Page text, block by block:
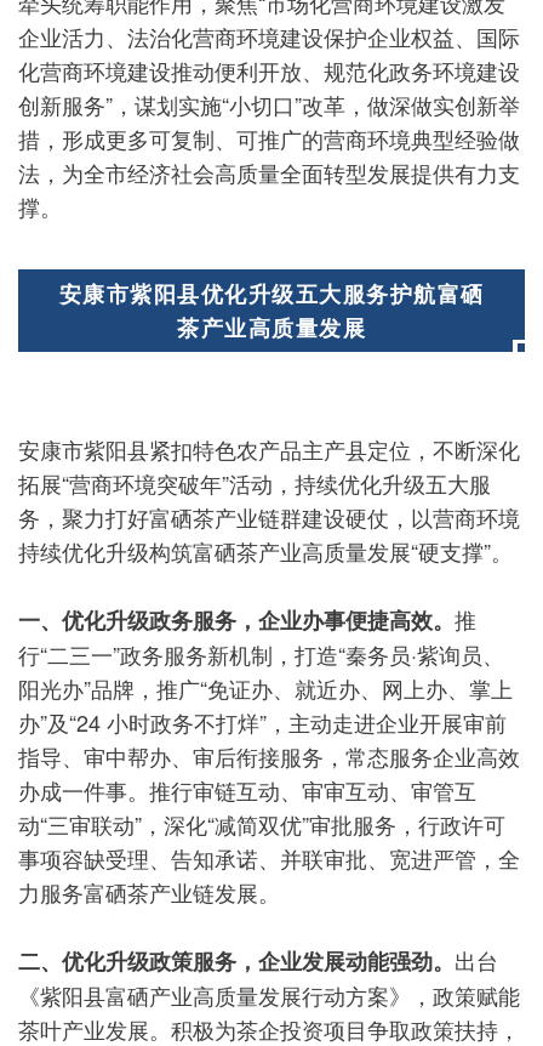
企业活力、法治化营商环境建设保护企业权益、国际
化营商环境建设推动便利开放、规范化政务环境建设
创新服务”，谋划实施“小切口”改革，做深做实创新举
措，形成更多可复制、可推广的营商环境典型经验做
法，为全市经济社会高质量全面转型发展提供有力支
撑。
安康市紫阳县优化升级五大服务护航富硒
茶产业高质量发展
安康市紫阳县紧扣特色农产品主产县定位，不断深化
拓展“营商环境突破年”活动，持续优化升级五大服
务，聚力打好富硒茶产业链群建设硬仗，以营商环境
持续优化升级构筑富硒茶产业高质量发展“硬支撑”。
一、优化升级政务服务，企业办事便捷高效。 推
行“二三一”政务服务新机制，打造“秦务员·紫询员、
阳光办”品牌，推广“免证办、就近办、网上办、掌上
办”及“24 小时政务不打烊”，主动走进企业开展审前
指导、审中帮办、审后衔接服务，常态服务企业高效
办成一件事。推行审链互动、审审互动、审管互
动“三审联动”，深化“减简双优”审批服务，行政许可
事项容缺受理、告知承诺、并联审批、宽进严管，全
力服务富硒茶产业链发展。
二、优化升级政策服务，企业发展动能强劲。 出台
《紫阳县富硒产业高质量发展行动方案》，政策赋能
茶叶产业发展。积极为茶企投资项目争取政策扶持，